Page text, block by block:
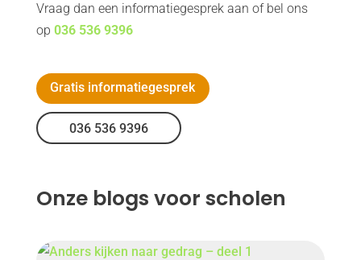
Vraag dan een informatiegesprek aan of bel ons
op 036 536 9396
Gratis informatiegesprek
036 536 9396
Onze blogs voor scholen